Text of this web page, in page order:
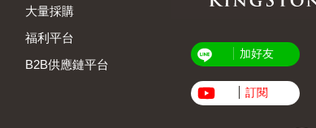
大量採購
福利平台
B2B供應鏈平台
加好友
訂閱